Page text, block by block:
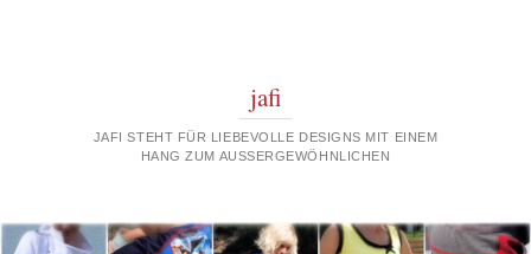
jafi
JAFI STEHT FÜR LIEBEVOLLE DESIGNS MIT EINEM
HANG ZUM AUSSERGEWÖHNLICHEN